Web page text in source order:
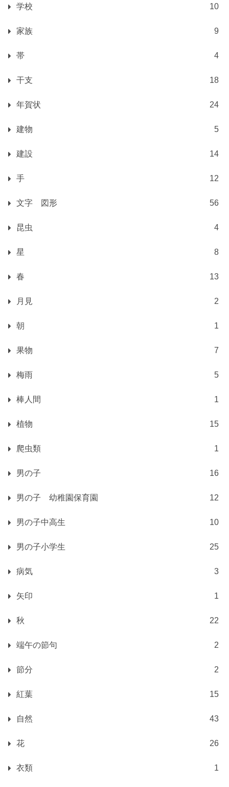
学校 10
家族 9
帯 4
干支 18
年賀状 24
建物 5
建設 14
手 12
文字 図形 56
昆虫 4
星 8
春 13
月見 2
朝 1
果物 7
梅雨 5
棒人間 1
植物 15
爬虫類 1
男の子 16
男の子 幼稚園保育園 12
男の子中高生 10
男の子小学生 25
病気 3
矢印 1
秋 22
端午の節句 2
節分 2
紅葉 15
自然 43
花 26
衣類 1